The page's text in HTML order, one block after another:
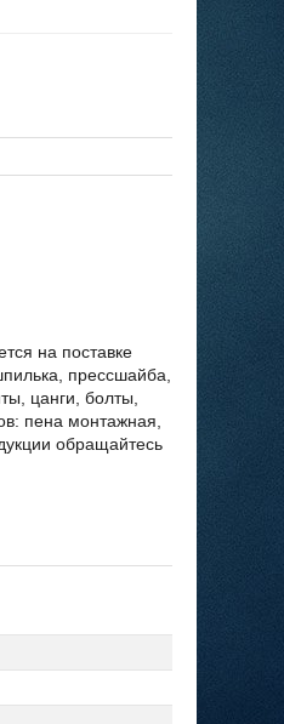
на поставке
прессшайба,
цанги, болты,
пена монтажная,
обращайтесь